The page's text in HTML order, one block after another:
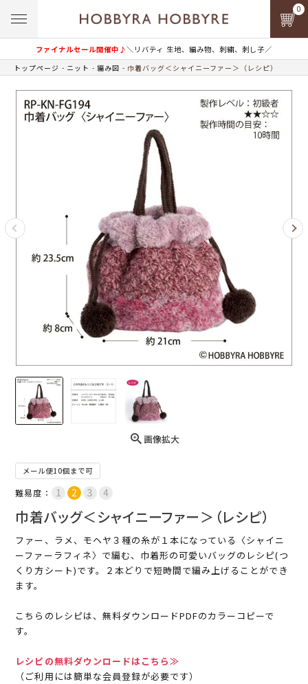
ファイナルセール開催中♪＼リバティ 生地、編み物、刺繍、刺し子／
0
トップページ ニット 編み図 巾着バッグ＜シャイニーファー＞（レシピ）
画像拡大
メール便10個まで可
難易度：
巾着バッグ＜シャイニーファー＞（レシピ）
ファー、ラメ、モヘヤ３種の糸が１本になっている〈シャイニ
ーファーラフィネ〉で編む、巾着形の可愛いバッグのレシピ(つ
くり方シート)です。２本どりで短時間で編み上げることができ
ます。
こちらのレシピは、無料ダウンロードPDFのカラーコピーで
す。
レシピの無料ダウンロードはこちら≫
（ご利用には簡単な会員登録が必要です）